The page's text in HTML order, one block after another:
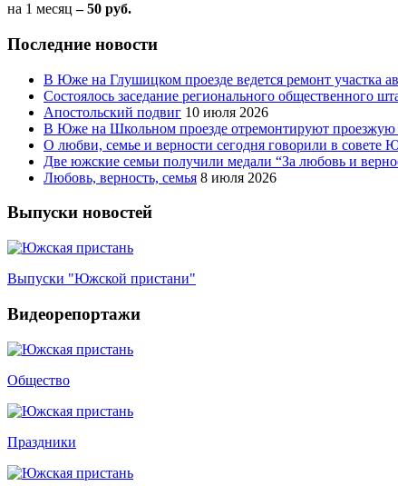
на 1 месяц – 50 руб.
Последние новости
В Юже на Глушицком проезде ведется ремонт участка
Состоялось заседание регионального общественного
Апостольский подвиг 10 июля 2026
В Юже на Школьном проезде отремонтируют проезжую
О любви, семье и верности сегодня говорили в совете
Две южские семьи получили медали “За любовь и
Любовь, верность, семья 8 июля 2026
Выпуски новостей
Выпуски "Южской пристани"
Видеорепортажи
Общество
Праздники